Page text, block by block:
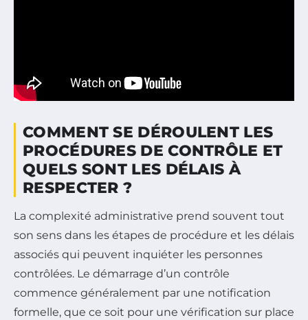
COMMENT SE DÉROULENT LES
PROCÉDURES DE CONTRÔLE ET
QUELS SONT LES DÉLAIS À
RESPECTER ?
La complexité administrative prend souvent tout
son sens dans les étapes de procédure et les délais
associés qui peuvent inquiéter les personnes
contrôlées. Le démarrage d’un contrôle
commence généralement par une notification
formelle, que ce soit pour une vérification sur place